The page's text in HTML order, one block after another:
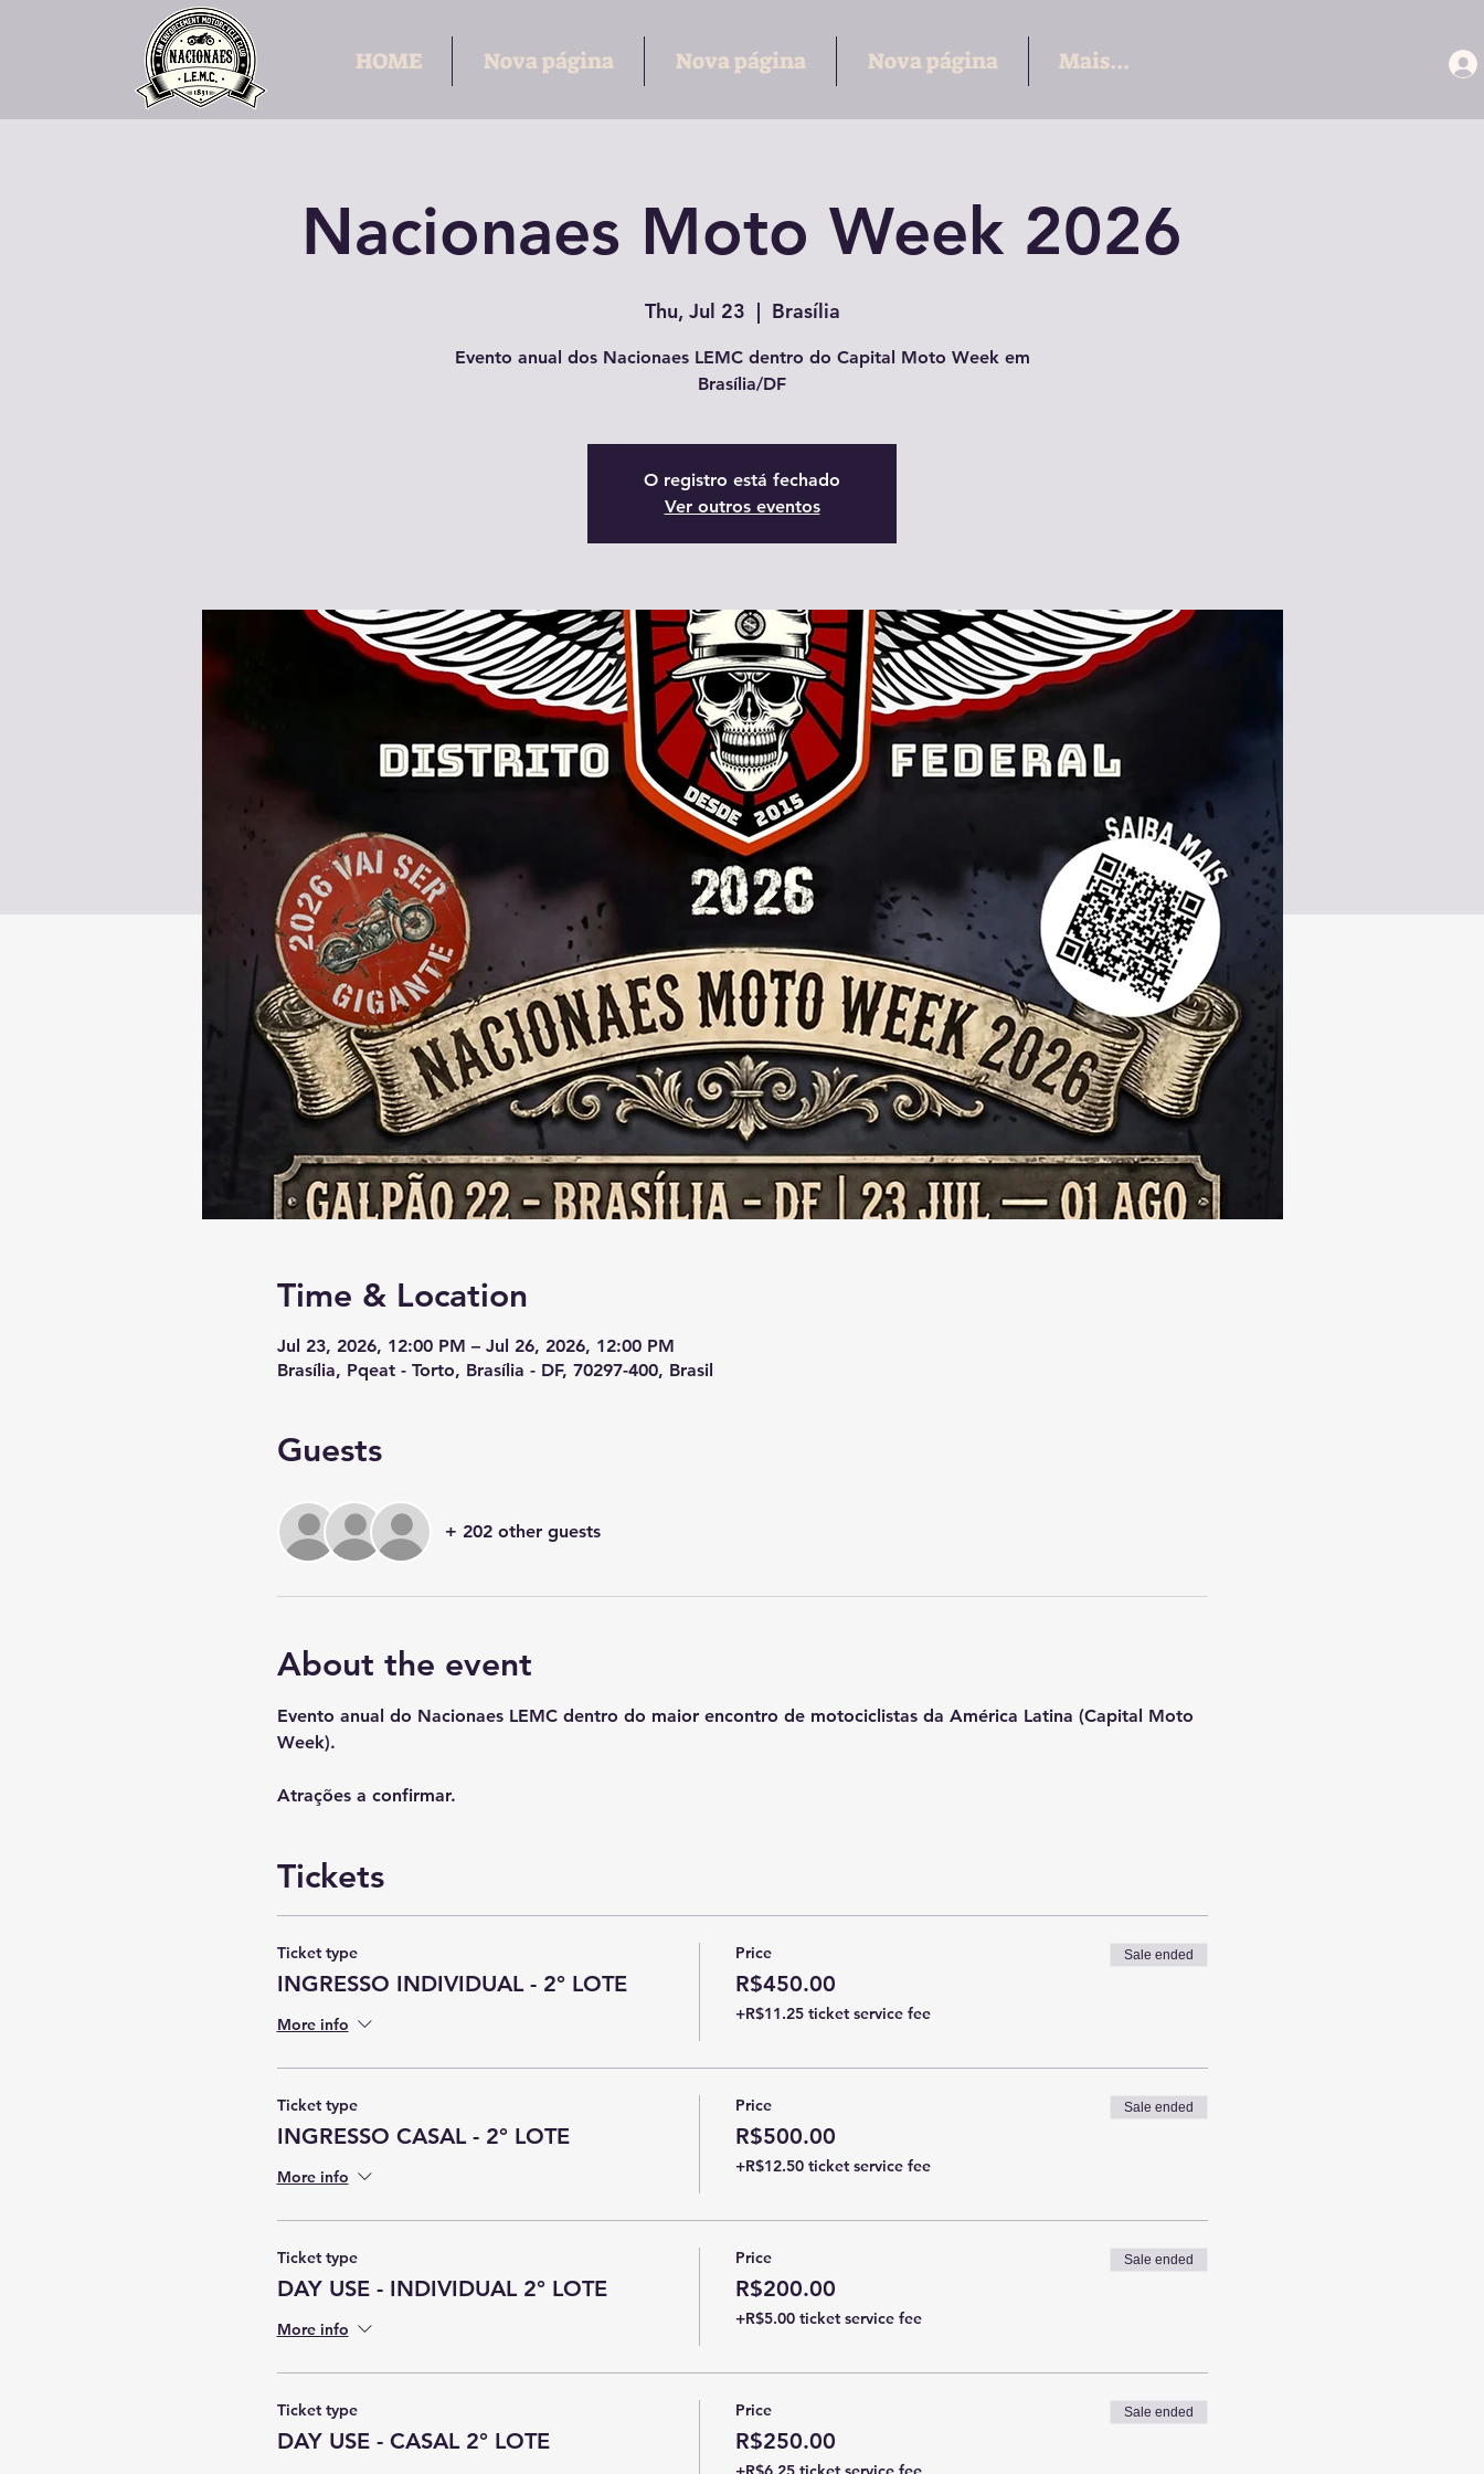
HOME Nova página Nova página Nova página Mais...
Nacionaes Moto Week 2026
Thu, Jul 23
  |
Brasília
Evento anual dos Nacionaes LEMC dentro do Capital Moto Week em
Brasília/DF
O registro está fechado
Ver outros eventos
Time & Location
Jul 23, 2026, 12:00 PM – Jul 26, 2026, 12:00 PM
Brasília, Pqeat - Torto, Brasília - DF, 70297-400, Brasil
Guests
+ 202 other guests
About the event
Evento anual do Nacionaes LEMC dentro do maior encontro de motociclistas da América Latina (Capital Moto
Week).
Atrações a confirmar.
Tickets
Ticket type
INGRESSO INDIVIDUAL - 2° LOTE
More info
Price
R$450.00
+R$11.25 ticket service fee
Sale ended
Ticket type
INGRESSO CASAL - 2° LOTE
More info
Price
R$500.00
+R$12.50 ticket service fee
Sale ended
Ticket type
DAY USE - INDIVIDUAL 2° LOTE
More info
Price
R$200.00
+R$5.00 ticket service fee
Sale ended
Ticket type
DAY USE - CASAL 2° LOTE
Price
R$250.00
Sale ended